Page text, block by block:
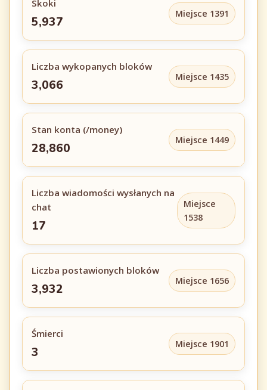
Skoki
5,937
Miejsce 1391
Liczba wykopanych bloków
3,066
Miejsce 1435
Stan konta (/money)
28,860
Miejsce 1449
Liczba wiadomości wysłanych na
chat
17
Miejsce
1538
Liczba postawionych bloków
3,932
Miejsce 1656
Śmierci
3
Miejsce 1901